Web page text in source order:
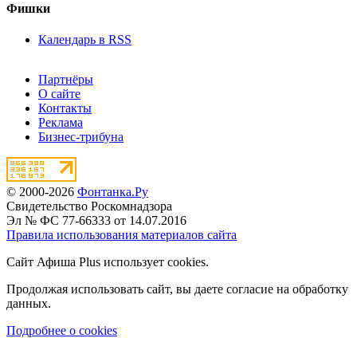
Фишки
Календарь в RSS
Партнёры
О сайте
Контакты
Реклама
Бизнес-трибуна
© 2000-2026 Фонтанка.Ру
Свидетельство Роскомнадзора
Эл № ФС 77-66333 от 14.07.2016
Правила использования материалов сайта
Сайт Афиша Plus использует cookies.
Продолжая использовать сайт, вы даете согласие на обработку
данных.
Подробнее о cookies